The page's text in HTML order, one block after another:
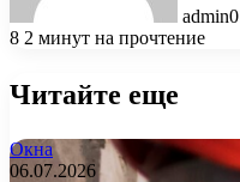
admin
8 2 минут на прочтение
Читайте еще
Окна
06.07.2026